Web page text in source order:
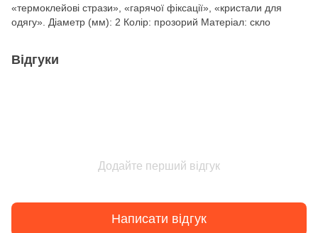
«термоклейові стрази», «гарячої фіксації», «кристали для
одягу». Діаметр (мм): 2 Колір: прозорий Матеріал: скло
Відгуки
Додайте перший відгук
Написати відгук